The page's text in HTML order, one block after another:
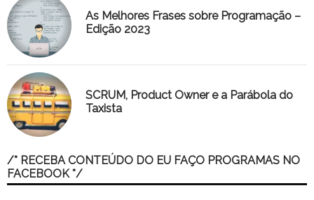
As Melhores Frases sobre Programação –
Edição 2023
SCRUM, Product Owner e a Parábola do
Taxista
/* RECEBA CONTEÚDO DO EU FAÇO PROGRAMAS NO
FACEBOOK */